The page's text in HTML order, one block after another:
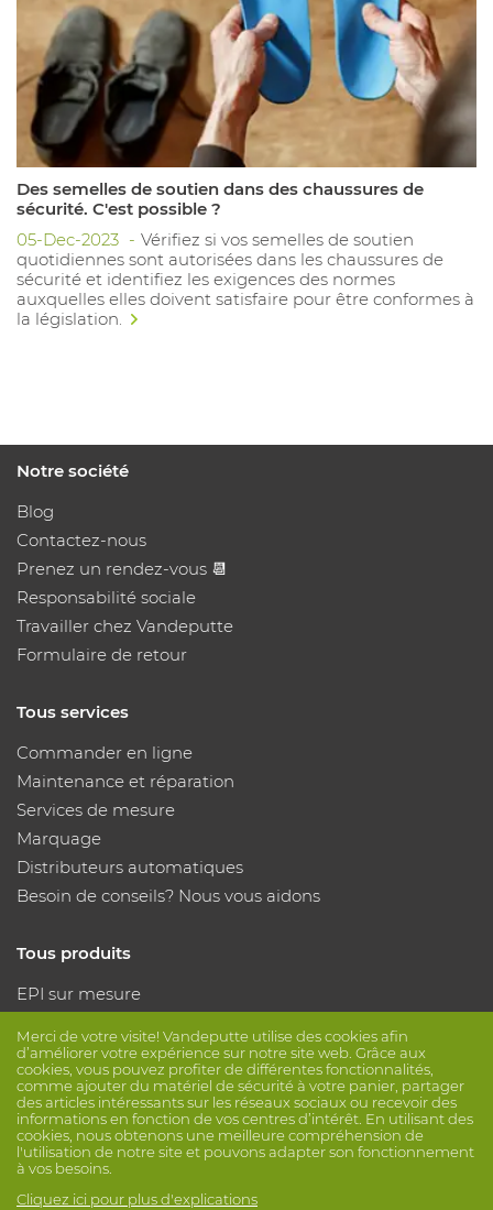
Des semelles de soutien dans des chaussures de
sécurité. C'est possible ?
05-Dec-2023
Vérifiez si vos semelles de soutien
quotidiennes sont autorisées dans les chaussures de
sécurité et identifiez les exigences des normes
auxquelles elles doivent satisfaire pour être conformes à
la législation.
Merci de votre visite! Vandeputte utilise des cookies afin
d’améliorer votre expérience sur notre site web. Grâce aux
cookies, vous pouvez profiter de différentes fonctionnalités,
comme ajouter du matériel de sécurité à votre panier, partager
des articles intéressants sur les réseaux sociaux ou recevoir des
informations en fonction de vos centres d’intérêt. En utilisant des
cookies, nous obtenons une meilleure compréhension de
l'utilisation de notre site et pouvons adapter son fonctionnement
à vos besoins.
Cliquez ici pour plus d'explications
Notre société
Blog
Contactez-nous
Prenez un rendez-vous 📆
Responsabilité sociale
Travailler chez Vandeputte
Formulaire de retour
Tous services
Commander en ligne
Maintenance et réparation
Services de mesure
Marquage
Distributeurs automatiques
Besoin de conseils? Nous vous aidons
Tous produits
EPI sur mesure
Protection des pieds
Vêtements de protection
Suivez nous